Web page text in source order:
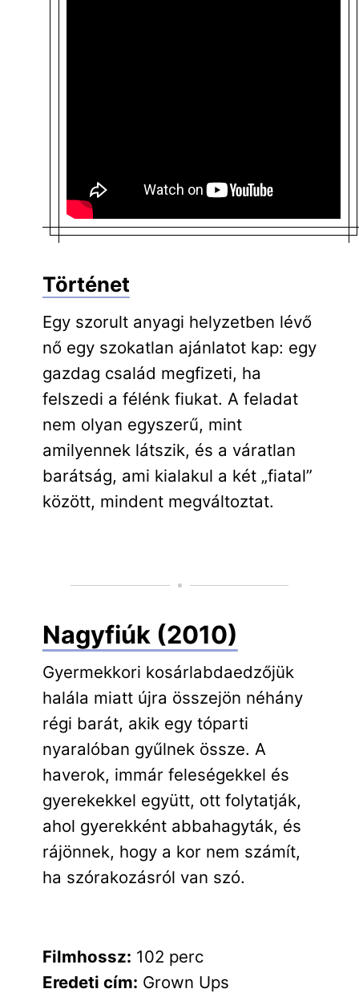
Történet
Egy szorult anyagi helyzetben lévő
nő egy szokatlan ajánlatot kap: egy
gazdag család megfizeti, ha
felszedi a félénk fiukat. A feladat
nem olyan egyszerű, mint
amilyennek látszik, és a váratlan
barátság, ami kialakul a két „fiatal”
között, mindent megváltoztat.
Nagyfiúk (2010)
Gyermekkori kosárlabdaedzőjük
halála miatt újra összejön néhány
régi barát, akik egy tóparti
nyaralóban gyűlnek össze. A
haverok, immár feleségekkel és
gyerekekkel együtt, ott folytatják,
ahol gyerekként abbahagyták, és
rájönnek, hogy a kor nem számít,
ha szórakozásról van szó.
Filmhossz: 102 perc
Eredeti cím: Grown Ups